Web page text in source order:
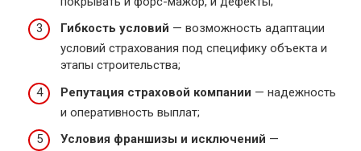
Гибкость условий — возможность адаптации
условий страхования под специфику объекта и
этапы строительства;
Репутация страховой компании — надежность
и оперативность выплат;
Условия франшизы и исключений —